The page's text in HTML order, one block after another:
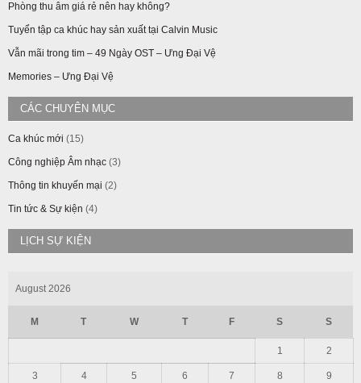
Phòng thu âm giá rẻ nên hay không?
Tuyển tập ca khúc hay sản xuất tại Calvin Music
Vẫn mãi trong tim – 49 Ngày OST – Ưng Đại Vệ
Memories – Ưng Đại Vệ
CÁC CHUYÊN MỤC
Ca khúc mới (15)
Công nghiệp Âm nhạc (3)
Thông tin khuyến mại (2)
Tin tức & Sự kiện (4)
LỊCH SỰ KIỆN
August 2026
M T W T F S S
1 2
3 4 5 6 7 8 9